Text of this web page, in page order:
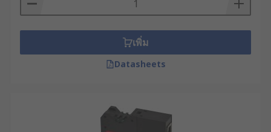
ไปกับ IT อย่างเต็มรูปแบบ
2. Unmanaged Network Switch
Unmanaged Network Switch ทำงานบนหลักการ
เครื่องจะทำการเรียนรู้ MAC Address และจัดเส้นทาง
ข้อมูลพื้นฐานให้โดยอัตโนมัติ เหมาะสำหรับเครือข่าย
เพิ่ม
Datasheets